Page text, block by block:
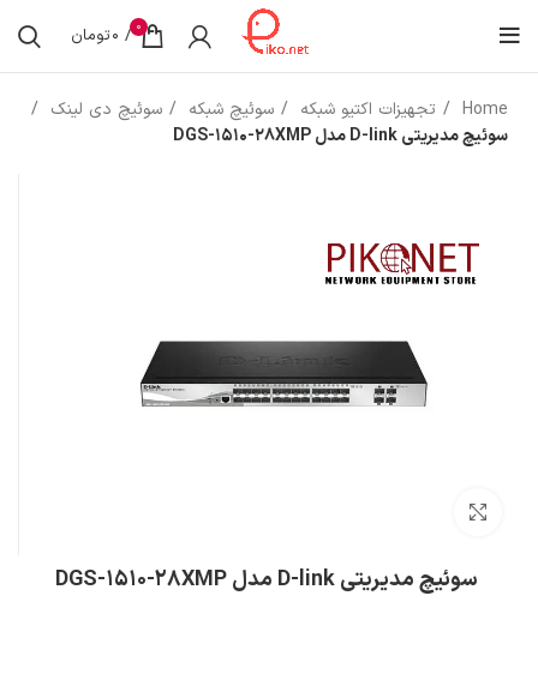
0
/
0تومان
Home تجهیزات اکتیو شبکه سوئیچ شبکه
سوئیچ دی لینک
سوئیچ مدیریتی D-link مدل DGS-1510-28XMP
سوئیچ مدیریتی D-link مدل DGS-1510-28XMP